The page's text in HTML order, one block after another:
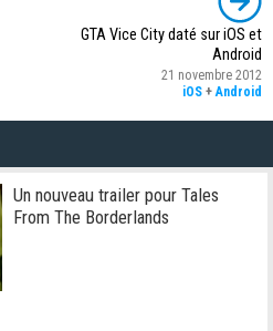
GTA Vice City daté sur iOS et
Android
21 novembre 2012
iOS +Android
Un nouveau trailer pour Tales
From The Borderlands